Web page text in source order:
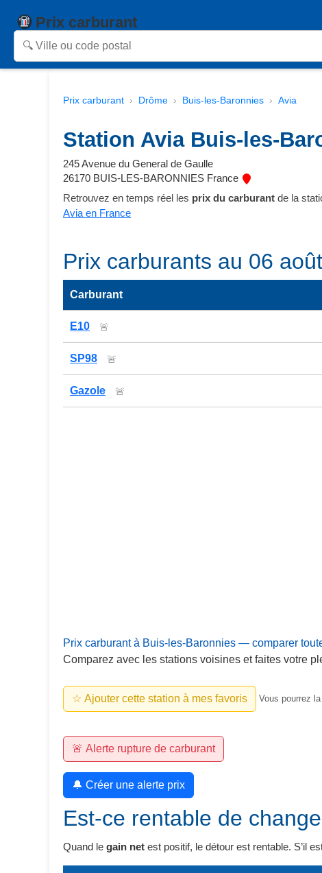
Prix carburant
Prix carburant Drôme Buis-les-Baronnies Avia
Station Avia Buis-les-
245 Avenue du General de Gaulle
26170 BUIS-LES-BARONNIES France
Retrouvez en temps réel les prix du carburant de la
Avia en France
Prix carburants au 06
Carburant
E10 🚨
SP98 🚨
Gazole 🚨
Prix carburant à Buis-les-Baronnies — comparer
Comparez avec les stations voisines et faites votre
☆ Ajouter cette station à mes favoris Vous pourrez
🚨 Alerte rupture de carburant
🔔 Créer une alerte prix
Est-ce rentable de
Quand le gain net est positif, le détour est rentable. S’il